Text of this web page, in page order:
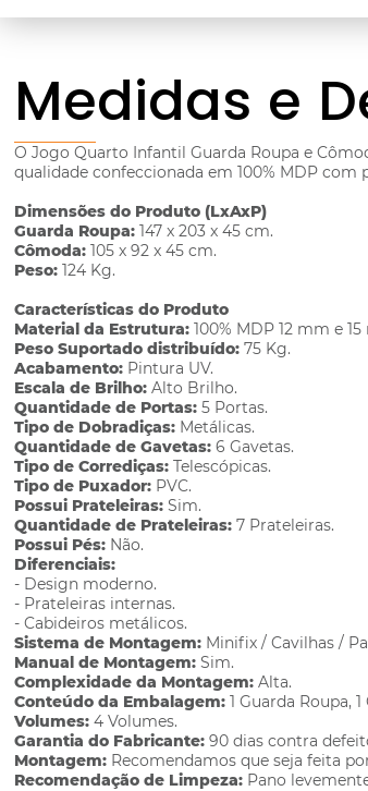
Medidas e
O Jogo Quarto Infantil Guarda Roupa e
qualidade confeccionada em 100% MDP
Dimensões do Produto (LxAxP)
Guarda Roupa: 147 x 203 x 45 cm.
Cômoda: 105 x 92 x 45 cm.
Peso:124 Kg.
Características do Produto
Material da Estrutura:100% MDP 12 mm e
Peso Suportado distribuído: 75 Kg.
Acabamento: Pintura UV.
Escala de Brilho:Alto Brilho.
Quantidade de Portas:5 Portas.
Tipo de Dobradiças: Metálicas.
Quantidade de Gavetas: 6 Gavetas.
Tipo de Corrediças:Telescópicas.
Tipo de Puxador: PVC.
Possui Prateleiras:Sim.
Quantidade de Prateleiras:7 Prateleiras.
Possui Pés: Não.
Diferenciais:
- Design moderno.
- Prateleiras internas.
- Cabideiros metálicos.
Sistema de Montagem: Minifix / Cavilhas /
Manual de Montagem:Sim.
Complexidade da Montagem:Alta.
Conteúdo da Embalagem:1 Guarda Roupa,
Volumes:4 Volumes.
Garantia do Fabricante:90 dias contra
Montagem: Recomendamos que seja feita
Recomendação de Limpeza: Pano